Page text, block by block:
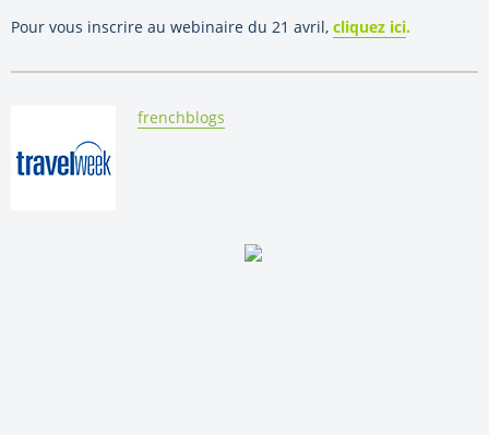
Pour vous inscrire au webinaire du 21 avril, cliquez ici.
By:
frenchblogs